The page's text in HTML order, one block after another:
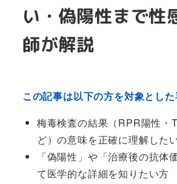
い・偽陽性まで性
師が解説
この記事は以下の方を対象とし
梅毒検査の結果（RPR陽性・
ど）の意味を正確に理解した
「偽陽性」や「治療後の抗体
て医学的な詳細を知りたい方